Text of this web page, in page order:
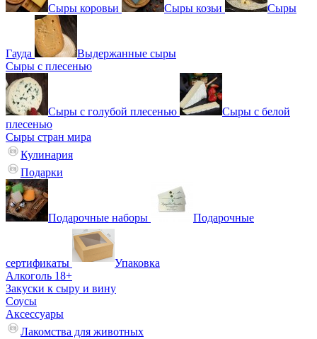
Сыры коровьи Сыры козьи Сыры
Гауда
Выдержанные сыры
Сыры с плесенью
Сыры с голубой плесенью
Сыры с белой
плесенью
Сыры стран мира
Кулинария
Подарки
Подарочные наборы Подарочные
сертификаты
Упаковка
Алкоголь 18+
Закуски к сыру и вину
Соусы
Аксессуары
Лакомства для животных